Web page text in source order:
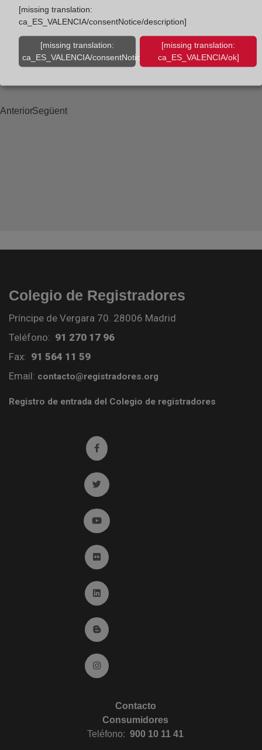
mantiene al alza y crece un 3,1 % en el primer
trimestre
AnteriorSegüent
Colegio de Registradores
Príncipe de Vergara 70. 28006 Madrid
Teléfono: 91 270 17 96
Fax: 91 564 11 59
Email: contacto@registradores.org
Registro de entrada del Colegio de registradores
Ir a facebook (abre en ventana nueva)
Ir a twitter (abre en ventana nueva)
Ir a YouTube (abre en ventana nueva)
Ir a Flickr (abre en ventana nueva)
Ir a Linkedin (abre en ventana nueva)
Ir al Blog (abre en ventana nueva)
Ir a Instagram (abre en ventana nueva)
Contacto
Consumidores
Teléfono: 900 10 11 41
[missing translation:
ca_ES_VALENCIA/consentNotice/description]
[missing translation:
ca_ES_VALENCIA/consentNotice/learnMore]
[missing translation:
ca_ES_VALENCIA/ok]